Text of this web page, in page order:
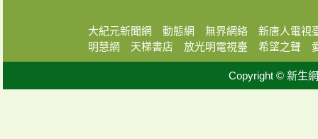
大紀元新聞網 動態網 無界網絡
新唐人電視
明慧網
天梯書店 放光明電視臺 希望之聲
Copyright © 新生